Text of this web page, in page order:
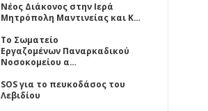
Νέος Διάκονος στην Ιερά
Μητρόπολη Μαντινείας και Κ…
Το Σωματείο
Εργαζομένων Παναρκαδικού
Νοσοκομείου α…
SOS για το πευκοδάσος του
Λεβιδίου